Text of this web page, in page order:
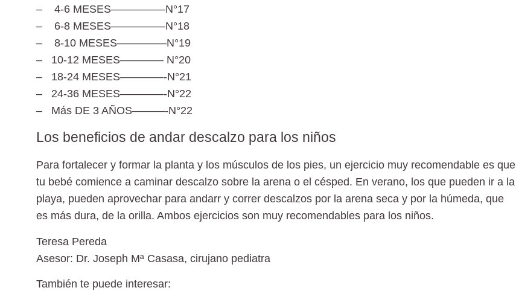
– 4-6 MESES—————N°17
– 6-8 MESES—————N°18
– 8-10 MESES————–N°19
– 10-12 MESES———— N°20
– 18-24 MESES————-N°21
– 24-36 MESES————-N°22
– Más DE 3 AÑOS———-N°22
Los beneficios de andar descalzo para los niños
Para fortalecer y formar la planta y los músculos de los pies, un ejercicio muy recomendable es que
tu bebé comience a caminar descalzo sobre la arena o el césped. En verano, los que pueden ir a la
playa, pueden aprovechar para andarr y correr descalzos por la arena seca y por la húmeda, que
es más dura, de la orilla. Ambos ejercicios son muy recomendables para los niños.
Teresa Pereda
Asesor: Dr. Joseph Mª Casasa, cirujano pediatra
También te puede interesar: